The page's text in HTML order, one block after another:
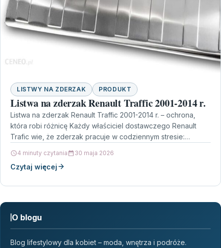
LISTWY NA ZDERZAK PRODUKT
Listwa na zderzak Renault Traffic 2001-2014 r.
Listwa na zderzak Renault Traffic 2001-2014 r. – ochrona,
która robi różnicę Każdy właściciel dostawczego Renault
Trafic wie, że zderzak pracuje w codziennym stresie:…
4 minuty czytania 30 maja 2026
Czytaj więcej
O blogu
Blog lifestylowy dla kobiet – moda, wnętrza i podróże.